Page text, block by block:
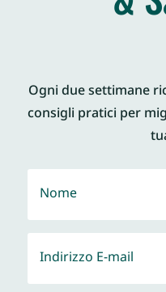
Ogni due settimane
consigli pratici per